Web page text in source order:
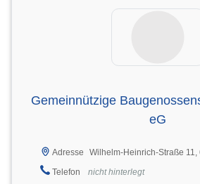
Gemeinnützige
eG
Adresse
Wilhelm-Heinrich-Straße 11,
Telefon
nicht hinterlegt